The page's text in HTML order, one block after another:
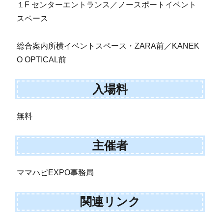
１F センターエントランス／ノースポートイベント
スペース
総合案内所横イベントスペース・ZARA前／KANEK
O OPTICAL前
入場料
無料
主催者
ママハピEXPO事務局
関連リンク